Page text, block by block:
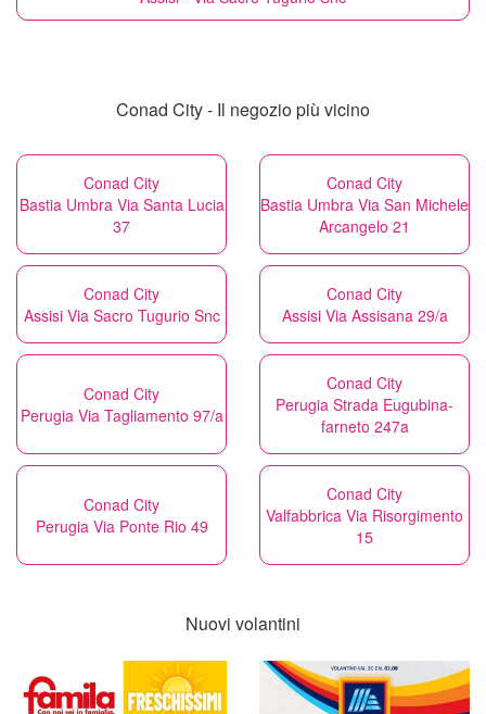
Conad City - Il negozio più vicino
Conad City
Bastia Umbra Via Santa Lucia
37
Conad City
Bastia Umbra Via San Michele
Arcangelo 21
Conad City
Assisi Via Sacro Tugurio Snc
Conad City
Assisi Via Assisana 29/a
Conad City
Perugia Via Tagliamento 97/a
Conad City
Perugia Strada Eugubina-
farneto 247a
Conad City
Perugia Via Ponte Rio 49
Conad City
Valfabbrica Via Risorgimento
15
Nuovi volantini